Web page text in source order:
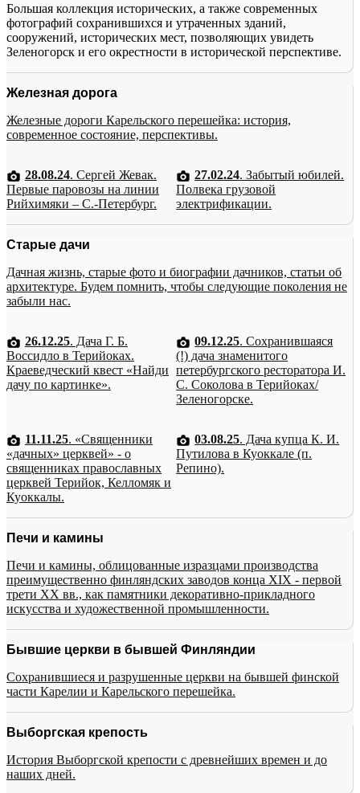
Большая коллекция исторических, а также современных
фотографий сохранившихся и утраченных зданий,
сооружений, исторических мест, позволяющих увидеть
Зеленогорск и его окрестности в исторической перспективе.
Железная дорога
Железные дороги Карельского перешейка: история,
современное состояние, перспективы.
28.08.24. Сергей Жевак.
Первые паровозы на линии
Рийхимяки – С.-Петербург.
27.02.24. Забытый юбилей.
Полвека грузовой
электрификации.
Старые дачи
Дачная жизнь, старые фото и биографии дачников, статьи об
архитектуре. Будем помнить, чтобы следующие поколения не
забыли нас.
26.12.25. Дача Г. Б.
Воссидло в Терийоках.
Краеведческий квест «Найди
дачу по картинке».
09.12.25. Сохранившаяся
(!) дача знаменитого
петербургского ресторатора И.
С. Соколова в Терийоках/
Зеленогорске.
11.11.25. «Священники
«дачных» церквей» - о
священниках православных
церквей Терийок, Келломяк и
Куоккалы.
03.08.25. Дача купца К. И.
Путилова в Куоккале (п.
Репино).
Печи и камины
Печи и камины, облицованные изразцами производства
преимущественно финляндских заводов конца XIX - первой
трети XX вв., как памятники декоративно-прикладного
искусства и художественной промышленности.
Бывшие церкви в бывшей Финляндии
Сохранившиеся и разрушенные церкви на бывшей финской
части Карелии и Карельского перешейка.
Выборгская крепость
История Выборгской крепости с древнейших времен и до
наших дней.